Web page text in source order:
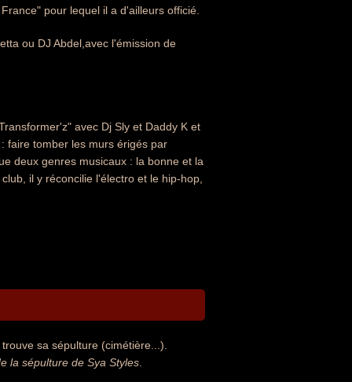
pour lequel il a d'ailleurs officié.
ou DJ Abdel,avec l'émission de
avec Dj Sly et Daddy K et
faire tomber les murs érigés par
deux genres musicaux : la bonne et la
il y réconcilie l'électro et le hip-hop,
sa sépulture (cimétière...).
la sépulture de Sya Styles